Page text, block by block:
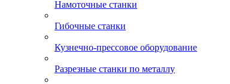
Намоточные станки
Гибочные станки
Кузнечно-прессовое оборудование
Разрезные станки по металлу